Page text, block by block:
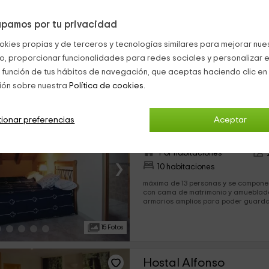
por tu privacidad
propias y de terceros y tecnologías similares para mejorar
proporcionar funcionalidades para redes sociales y personalizar
de tus hábitos de navegación, que aceptas haciendo clic
sobre nuestra Política de cookies.
Aceptar
preferencias
›
19 Fotos
pertenece a Ávila. El hotel rural, de reciente construcción,
›
15 Fotos
Hotel rural Altogredos
Hoyos Del Espino, Ávila
Por habitaciones
10 habitaciones
máxima de 13 personas y se compone de: 3 habitaciones
con cama de matrimonio y
armarios amplios para poder
Hostal Alfonso